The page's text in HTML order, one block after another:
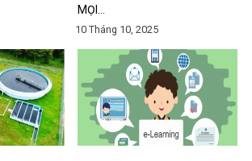
MỌI…
10 Tháng 10, 2025